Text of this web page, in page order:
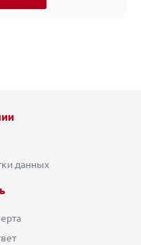
данных